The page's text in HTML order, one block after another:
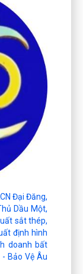
Đại Đăng,
Dầu Một,
sắt thép,
định hình
doanh bất
Bảo Vệ Âu